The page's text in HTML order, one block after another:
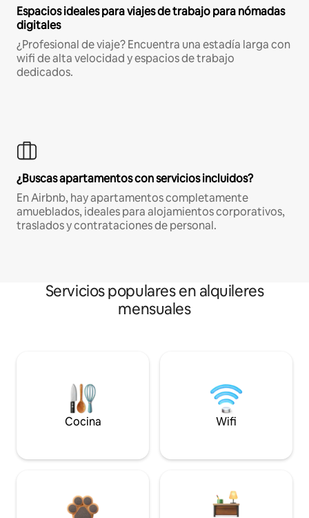
Espacios ideales para viajes de trabajo para nómadas
digitales
¿Profesional de viaje? Encuentra una estadía larga con
wifi de alta velocidad y espacios de trabajo
dedicados.
¿Buscas apartamentos con servicios incluidos?
En Airbnb, hay apartamentos completamente
amueblados, ideales para alojamientos corporativos,
traslados y contrataciones de personal.
Servicios populares en alquileres
mensuales
Cocina Wifi